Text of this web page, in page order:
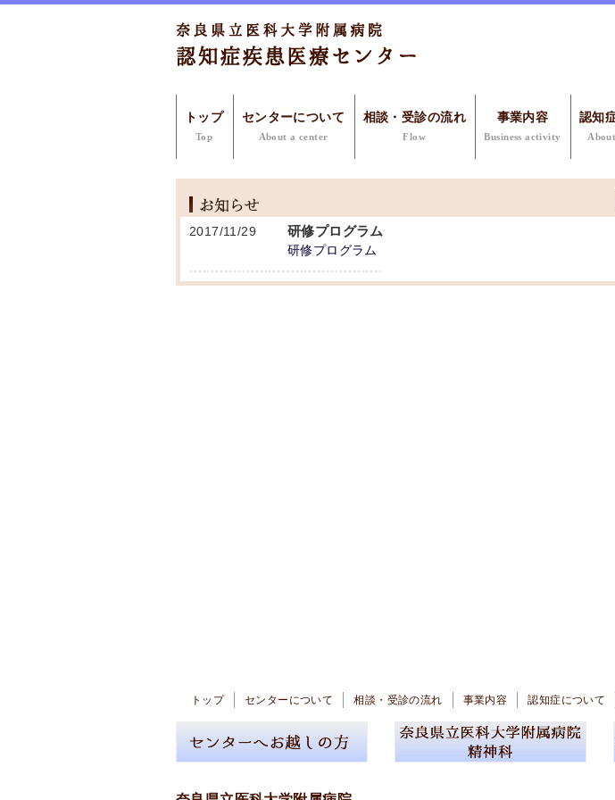
トップ
Top
センターについて
About a center
相談・受診の流れ
Flow
事業内容
Business activity
認知
2017/11/29 研修プログラム
研修プログラム
トップ センターについて 相談・受診の流れ 事業内容 認知症について